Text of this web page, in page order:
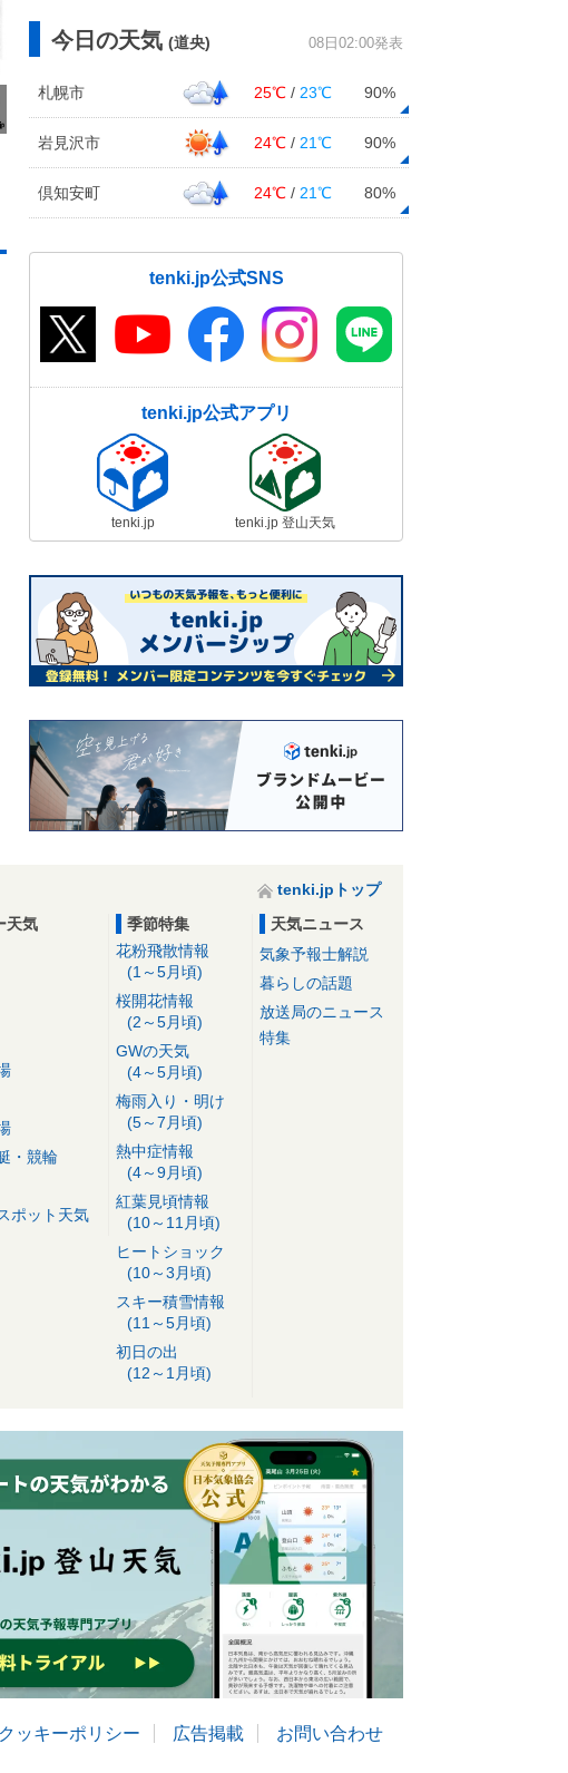
今日の天気 (道央) 08日02:00発表
札幌市 25℃ / 23℃ 90%
岩見沢市 24℃ / 21℃ 90%
倶知安町 24℃ / 21℃ 80%
tenki.jp公式SNS
tenki.jp公式アプリ
tenki.jp tenki.jp 登山天気
tenki.jpトップ
天気
・競輪
ポット天気
季節特集
花粉飛散情報
(1～5月頃)
桜開花情報
(2～5月頃)
GWの天気
(4～5月頃)
梅雨入り・明け
(5～7月頃)
熱中症情報
(4～9月頃)
紅葉見頃情報
(10～11月頃)
ヒートショック
(10～3月頃)
スキー積雪情報
(11～5月頃)
初日の出
(12～1月頃)
天気ニュース
気象予報士解説
暮らしの話題
放送局のニュース
特集
クッキーポリシー 広告掲載 お問い合わせ